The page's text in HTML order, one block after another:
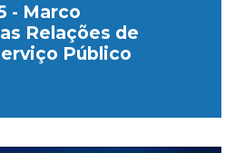
- Marco
Relações de
Público